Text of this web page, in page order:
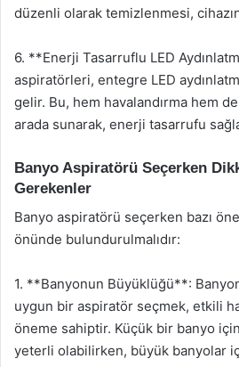
düzenli olarak temizlenmesi,
6. **Enerji Tasarruflu LED
aspiratörleri, entegre LED
gelir. Bu, hem havalandırma hem
arada sunarak, enerji tasarrufu
Banyo Aspiratörü Seçerken
Gerekenler
Banyo aspiratörü seçerken bazı
önünde bulundurulmalıdır:
1. **Banyonun Büyüklüğü**:
uygun bir aspiratör seçmek, etkili
öneme sahiptir. Küçük bir banyo
yeterli olabilirken, büyük banyolar